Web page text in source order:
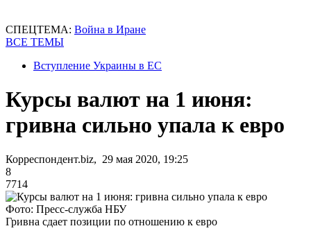
СПЕЦТЕМА: Война в Иране
ВСЕ ТЕМЫ
Вступление Украины в ЕС
Курсы валют на 1 июня:
гривна сильно упала к евро
Корреспондент.biz, 29 мая 2020, 19:25
8
7714
Фото: Пресс-служба НБУ
Гривна сдает позиции по отношению к евро